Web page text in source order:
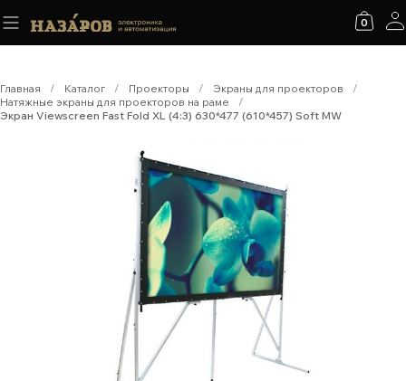
0
Главная / Каталог / Проекторы / Экраны для проекторов
/
Натяжные экраны для проекторов на раме
/
Экран Viewscreen Fast Fold XL (4:3) 630*477 (610*457) Soft MW